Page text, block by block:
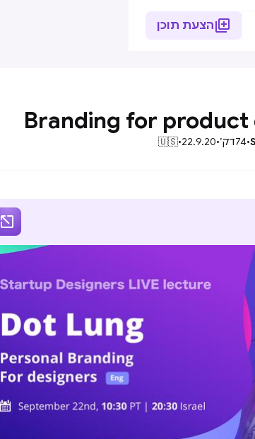
הצעת תוכן
Branding for product
•
74דק׳•
22.9.20
•
🇺🇸
